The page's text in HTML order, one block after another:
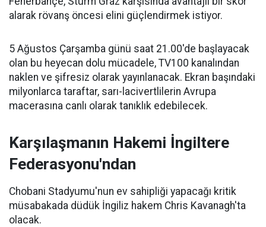
alarak rövanş öncesi elini güçlendirmek istiyor.
5 Ağustos Çarşamba günü saat 21.00'de başlayacak
olan bu heyecan dolu mücadele, TV100 kanalından
naklen ve şifresiz olarak yayınlanacak. Ekran başındaki
milyonlarca taraftar, sarı-lacivertlilerin Avrupa
macerasına canlı olarak tanıklık edebilecek.
Karşılaşmanın Hakemi İngiltere
Federasyonu'ndan
Chobani Stadyumu'nun ev sahipliği yapacağı kritik
müsabakada düdük İngiliz hakem Chris Kavanagh'ta
olacak.